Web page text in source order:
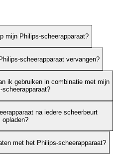
mijn Philips-scheerapparaat?
scheerapparaat vervangen?
ik gebruiken in combinatie met mijn
scheerapparaat?
na iedere scheerbeurt
opladen?
met het Philips-scheerapparaat?